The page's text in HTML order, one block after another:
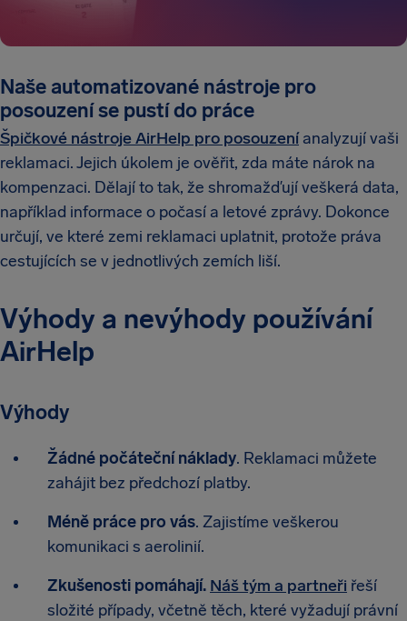
Naše automatizované nástroje pro
posouzení se pustí do práce
Špičkové nástroje AirHelp pro posouzeníanalyzují vaši
reklamaci. Jejich úkolem je ověřit, zda máte nárok na
kompenzaci. Dělají to tak, že shromažďují veškerá data,
například informace o počasí a letové zprávy. Dokonce
určují, ve které zemi reklamaci uplatnit, protože práva
cestujících se v jednotlivých zemích liší.
Výhody a nevýhody používání
AirHelp
Výhody
Žádné počáteční náklady. Reklamaci můžete
zahájit bez předchozí platby.
Méně práce pro vás. Zajistíme veškerou
komunikaci s aerolinií.
Zkušenosti pomáhají. Náš tým a partneři řeší
složité případy, včetně těch, které vyžadují právní